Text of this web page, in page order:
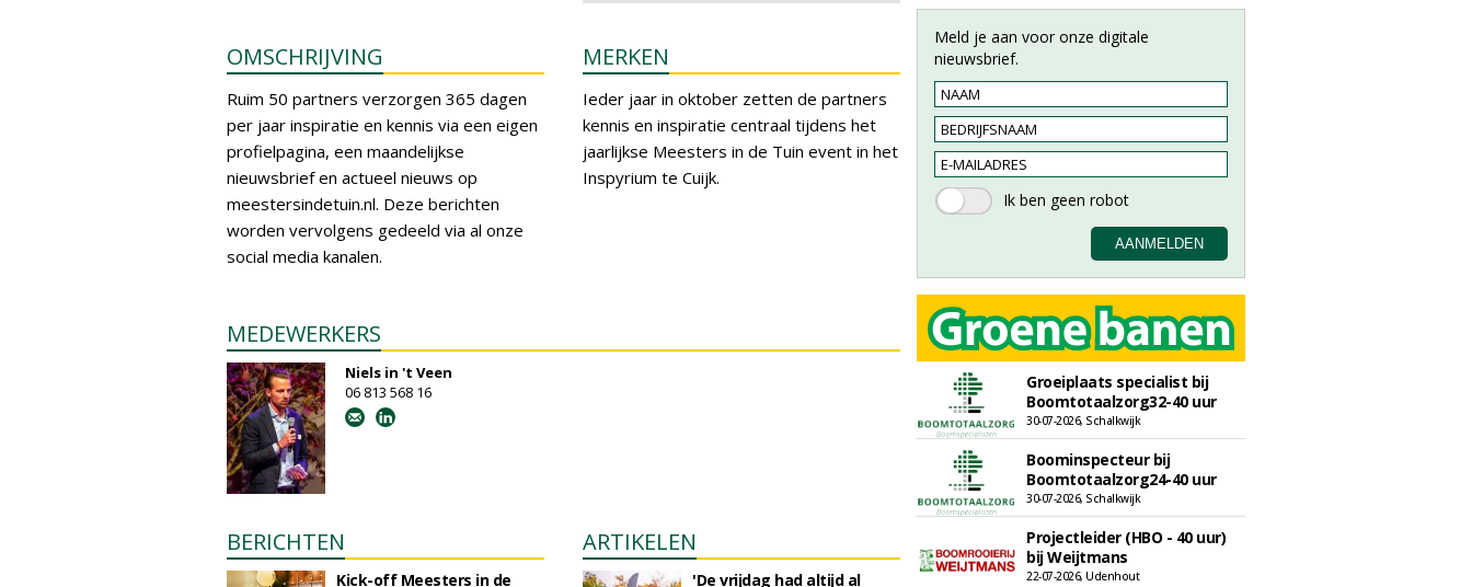
OMSCHRIJVING
Ruim 50 partners verzorgen 365 dagen
per jaar inspiratie en kennis via een eigen
profielpagina, een maandelijkse
nieuwsbrief en actueel nieuws op
meestersindetuin.nl. Deze berichten
worden vervolgens gedeeld via al onze
social media kanalen.
MERKEN
Ieder jaar in oktober zetten de partners
kennis en inspiratie centraal tijdens het
jaarlijkse Meesters in de Tuin event in het
Inspyrium te Cuijk.
MEDEWERKERS
Niels in 't Veen
06 813 568 16
BERICHTEN
Kick-off Meesters in de
ARTIKELEN
'De vrijdag had altijd al
Meld je aan voor onze digitale
nieuwsbrief.
Groeiplaats specialist bij
Boomtotaalzorg32-40 uur
30-07-2026, Schalkwijk
Boominspecteur bij
Boomtotaalzorg24-40 uur
30-07-2026, Schalkwijk
Projectleider (HBO - 40 uur)
bij Weijtmans
22-07-2026, Udenhout